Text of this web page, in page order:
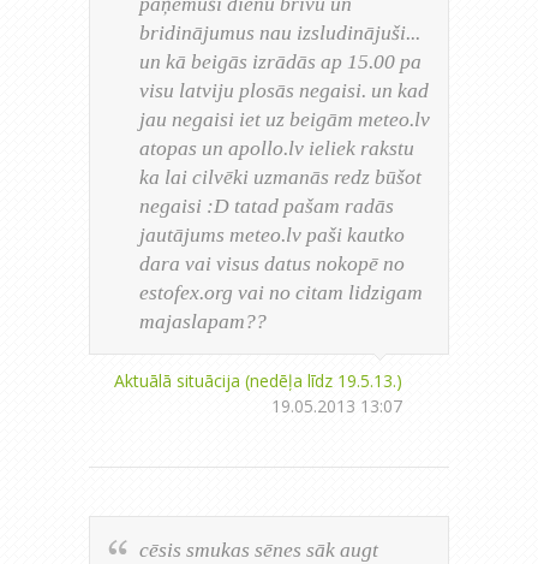
bridinājumus nau izsludinājuši...
un kā beigās izrādās ap 15.00 pa
visu latviju plosās negaisi. un kad
jau negaisi iet uz beigām meteo.lv
atopas un apollo.lv ieliek rakstu
ka lai cilvēki uzmanās redz būšot
negaisi :D tatad pašam radās
jautājums meteo.lv paši kautko
dara vai visus datus nokopē no
estofex.org vai no citam lidzigam
majaslapam??
Aktuālā situācija (nedēļa līdz 19.5.13.)
19.05.2013 13:07
cēsis smukas sēnes sāk augt